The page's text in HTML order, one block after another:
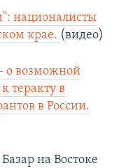
националисты
крае. (видео)
о возможной
теракту в
в России.
Базар на Востоке